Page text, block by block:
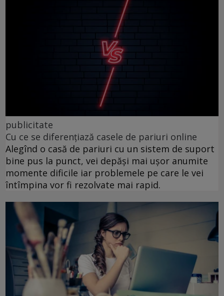
publicitate
Cu ce se diferențiază casele de pariuri online
Alegînd o casă de pariuri cu un sistem de suport
bine pus la punct, vei depăși mai ușor anumite
momente dificile iar problemele pe care le vei
întîmpina vor fi rezolvate mai rapid.